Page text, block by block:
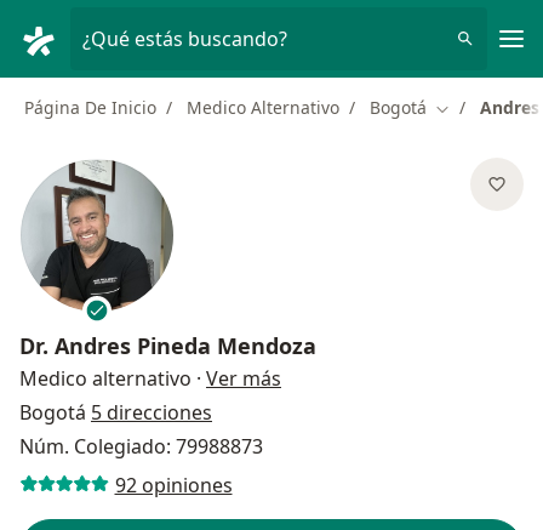
¿Qué estás buscando?
Página De Inicio Medico Alternativo Bogotá Cambiar de
Dr. Andres Pineda Mendoza
Medico alternativo · Ver más
Bogotá 5 direcciones
Núm. Colegiado: 79988873
92 opiniones